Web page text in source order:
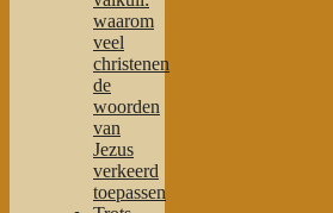
waarom
veel
christenen
de
woorden
van
Jezus
verkeerd
toepassen